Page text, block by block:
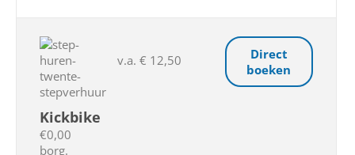
Kickbike
€0,00
borg.
v.a. € 12,50
Direct
boeken